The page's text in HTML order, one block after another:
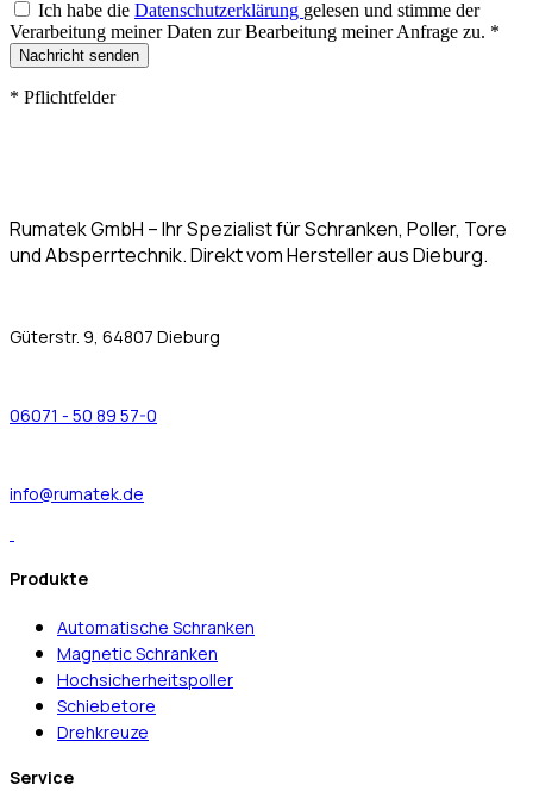
Ich habe die Datenschutzerklärung gelesen und stimme der
Verarbeitung meiner Daten zur Bearbeitung meiner Anfrage zu. *
Nachricht senden
* Pflichtfelder
Rumatek GmbH – Ihr Spezialist für Schranken, Poller, Tore
und Absperrtechnik. Direkt vom Hersteller aus Dieburg.
Güterstr. 9, 64807 Dieburg
06071 - 50 89 57-0
info@rumatek.de
Produkte
Automatische Schranken
Magnetic Schranken
Hochsicherheitspoller
Schiebetore
Drehkreuze
Service